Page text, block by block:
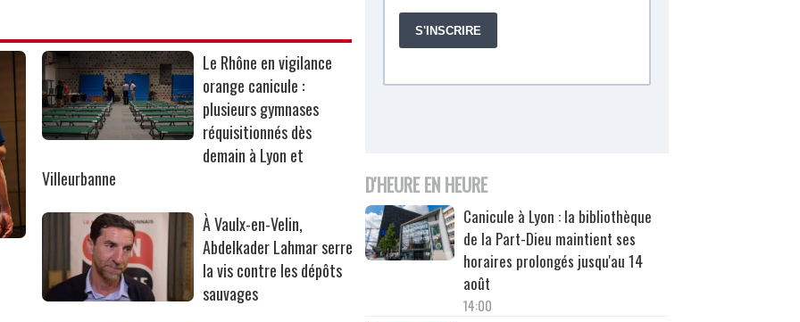
Le Rhône en vigilance
orange canicule :
plusieurs gymnases
réquisitionnés dès
demain à Lyon et
Villeurbanne
À Vaulx-en-Velin,
Abdelkader Lahmar serre
la vis contre les dépôts
sauvages
D'HEURE EN HEURE
Canicule à Lyon : la bibliothèque
de la Part-Dieu maintient ses
horaires prolongés jusqu'au 14
août
14:00